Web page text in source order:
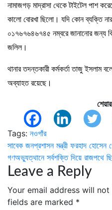
নামাজগড় মাদ্রাসা থেকে টাইটেল পাশ
কালো বোরখা ছিলো। যদি কোন ব্যক্তি
০১৭৬৭৬৪৬৭৪৫ নম্বরে জানানোর জন্য
জলিল।
থানার তদন্তকারী কর্মকর্তা তাজু ইসলাম
অব্যাহত রয়েছে।
Tags: নওগাঁর
Post
navigation
সাবেক জনপ্রশাসন মন্ত্রী ফরহাদ হোসেন
গণঅভ্যুত্থানে সর্বশক্তি দিয়ে রাজপথে
Leave a Reply
Your email address will not
fields are marked *